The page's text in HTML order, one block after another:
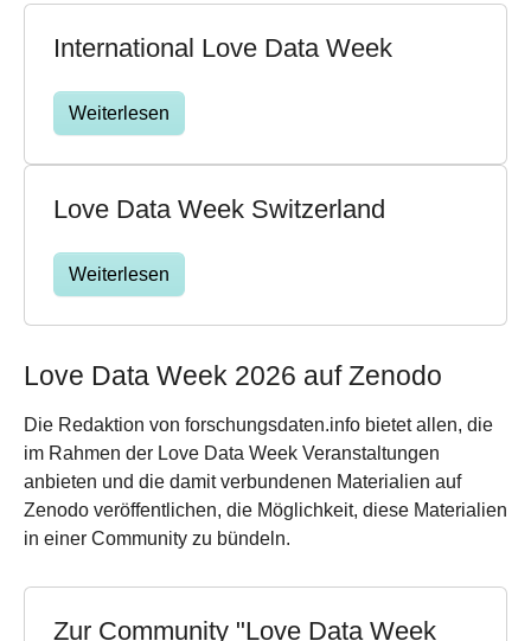
International Love Data Week
Weiterlesen
Love Data Week Switzerland
Weiterlesen
Love Data Week 2026 auf Zenodo
Die Redaktion von forschungsdaten.info bietet allen, die
im Rahmen der Love Data Week Veranstaltungen
anbieten und die damit verbundenen Materialien auf
Zenodo veröffentlichen, die Möglichkeit, diese Materialien
in einer Community zu bündeln.
Zur Community "Love Data Week